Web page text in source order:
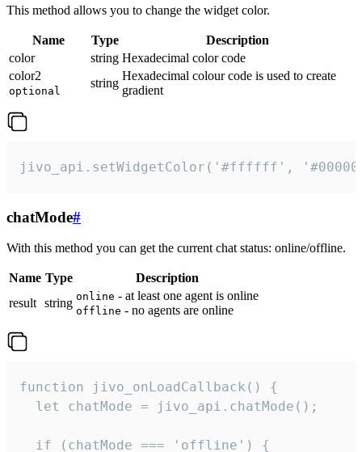
This method allows you to change the widget color.
Name Type
Description
color
string Hexadecimal color code
color2
optional
string
Hexadecimal colour code is used to create
gradient
jivo_api.setWidgetColor('#ffffff',
chatMode#
With this method you can get the current chat status: online/offline.
Name Type
Description
result string online - at least one agent is online
offline - no agents are online
function jivo_onLoadCallback() {
  let chatMode = jivo_api.chatMode();
  if (chatMode === 'offline') {